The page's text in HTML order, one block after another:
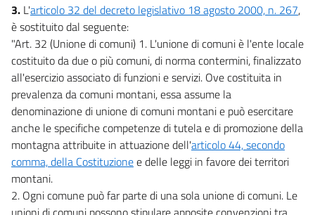
3. L'articolo 32 del decreto legislativo 18 agosto 2000, n. 267,
è sostituito dal seguente:
"Art. 32 (Unione di comuni) 1. L'unione di comuni è l'ente locale
costituito da due o più comuni, di norma contermini, finalizzato
all'esercizio associato di funzioni e servizi. Ove costituita in
prevalenza da comuni montani, essa assume la
denominazione di unione di comuni montani e può esercitare
anche le specifiche competenze di tutela e di promozione della
montagna attribuite in attuazione dell'articolo 44, secondo
comma, della Costituzionee delle leggi in favore dei territori
montani.
2. Ogni comune può far parte di una sola unione di comuni. Le